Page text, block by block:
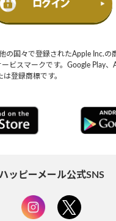
の国々で登録されたApple Inc.の
ビスマークです。Google Play、
登録商標です。
ハッピーメール公式SNS